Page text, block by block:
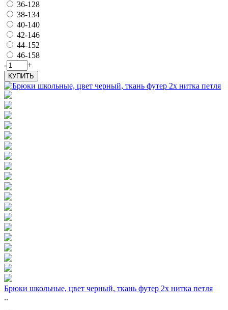
36-128
38-134
40-140
42-146
44-152
46-158
-
+
КУПИТЬ
Брюки школьные, цвет черный, ткань футер 2х нитка петля
..